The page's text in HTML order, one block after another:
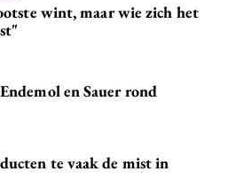
wint, maar wie zich het
en Sauer rond
te vaak de mist in